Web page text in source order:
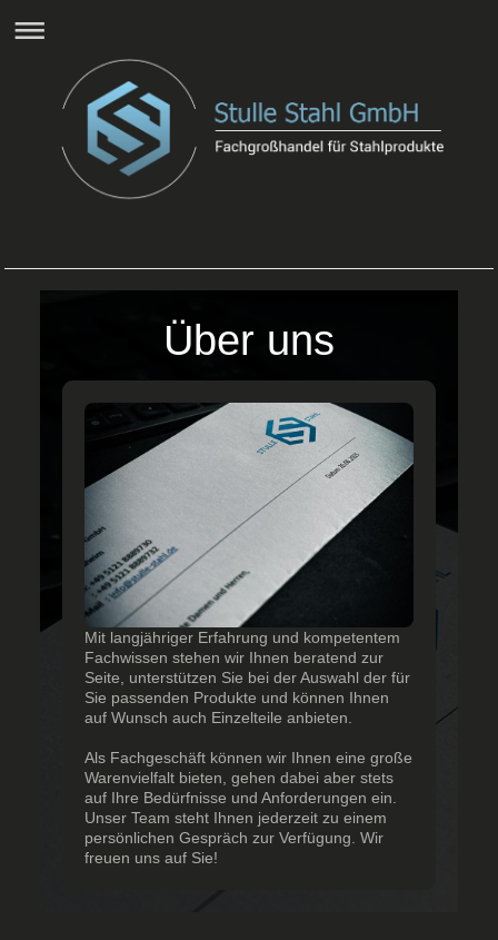
Über uns
Mit langjähriger Erfahrung und kompetentem
Fachwissen stehen wir Ihnen beratend zur
Seite, unterstützen Sie bei der Auswahl der für
Sie passenden Produkte und können Ihnen
auf Wunsch auch Einzelteile anbieten.
Als Fachgeschäft können wir Ihnen eine große
Warenvielfalt bieten, gehen dabei aber stets
auf Ihre Bedürfnisse und Anforderungen ein.
Unser Team steht Ihnen jederzeit zu einem
persönlichen Gespräch zur Verfügung. Wir
freuen uns auf Sie!